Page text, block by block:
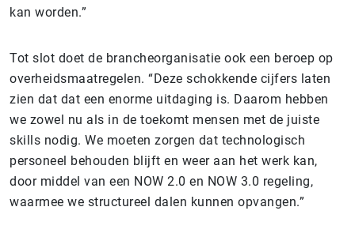
kan worden.”
Tot slot doet de brancheorganisatie ook een beroep op
overheidsmaatregelen. “Deze schokkende cijfers laten
zien dat dat een enorme uitdaging is. Daarom hebben
we zowel nu als in de toekomt mensen met de juiste
skills nodig. We moeten zorgen dat technologisch
personeel behouden blijft en weer aan het werk kan,
door middel van een NOW 2.0 en NOW 3.0 regeling,
waarmee we structureel dalen kunnen opvangen.”